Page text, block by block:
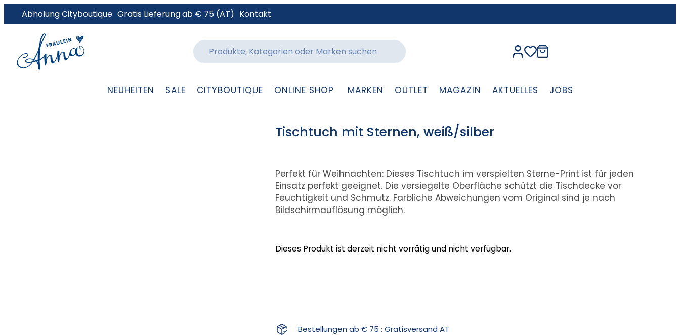
Abholung Cityboutique Gratis Lieferung ab € 75 (AT) Kontakt
NEUHEITEN SALE CITYBOUTIQUE ONLINE SHOP MARKEN OUTLET MAGAZIN AKTUELLES JOBS
Tischtuch mit Sternen, weiß/silber
Perfekt für Weihnachten: Dieses Tischtuch im verspielten Sterne-Print ist für jeden
Einsatz perfekt geeignet. Die versiegelte Oberfläche schützt die Tischdecke vor
Feuchtigkeit und Schmutz. Farbliche Abweichungen vom Original sind je nach
Bildschirmauflösung möglich.
Dieses Produkt ist derzeit nicht vorrätig und nicht verfügbar.
Bestellungen ab € 75 : Gratisversand AT